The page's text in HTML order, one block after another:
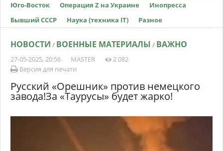
Юго-Восток Операция Z на Украине
Инопресса
Бывший СССР
Наука (техника IT) Разное
НОВОСТИ / ВОЕННЫЕ МАТЕРИАЛЫ / ВАЖНО
27-05-2025, 20:56 MASTER
2 082
Версия для печати
Русский «Орешник» против немецкого
завода!За «Таурусы» будет жарко!